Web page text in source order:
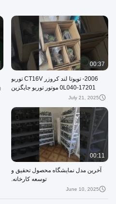
00:37
2006- تویوتا لند کروزر CT16V توربو
17201-0L040 موتور توربو جایگزین
July 21, 2025
00:11
آخرین مدل نمایشگاه محصول تحقیق و
توسعه کارخانه.
June 10, 2025